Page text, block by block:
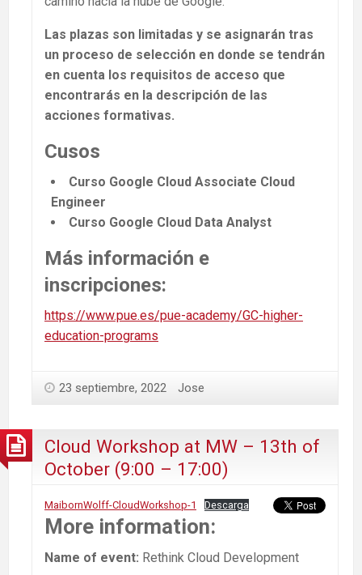
Las plazas son limitadas y se asignarán tras
un proceso de selección en donde se tendrán
en cuenta los requisitos de acceso que
encontrarás en la descripción de las
acciones formativas.
Cusos
Curso Google Cloud Associate Cloud
Engineer
Curso Google Cloud Data Analyst
Más información e
inscripciones:
https://www.pue.es/pue-academy/GC-higher-
education-programs
23 septiembre, 2022 Jose
Cloud Workshop at MW – 13th of
October (9:00 – 17:00)
MaibornWolff-CloudWorkshop-1 Descarga
More information:
Name of event: Rethink Cloud Development